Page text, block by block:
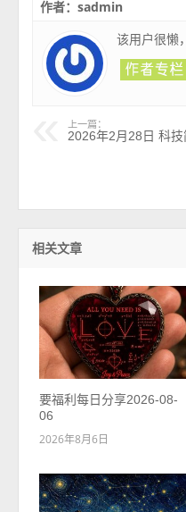
作者：sadmin
该用户很懒
上一篇：
2026年2月28日 科技
相关文章
要福利每日分享2026-08-
06
2026年8月6日